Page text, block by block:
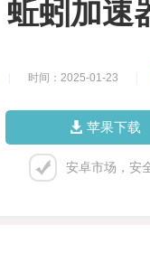
蚯蚓加速
时间：2025-01-23
苹果下载
安卓市场，安